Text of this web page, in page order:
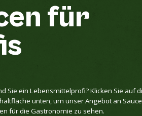
für
Sie ein Lebensmittelprofi? Klicken Sie auf
unten, um unser Angebot an
für die Gastronomie zu sehen.